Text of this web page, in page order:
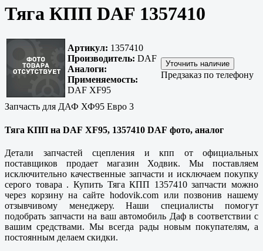
Тяга КПП DAF 1357410
Артикул: 1357410
Производитель: DAF
Аналоги:
Применяемость:
DAF XF95
Предзаказ по телефону
Запчасть для ДАФ ХФ95 Евро 3
Тяга КПП на DAF XF95, 1357410 DAF фото, аналог
Детали запчастей сцепления и кпп от официальных
поставщиков продает магазин Ходвик. Мы поставляем
исключительно качественные запчасти и исключаем покупку
серого товара . Купить Тяга КПП 1357410 запчасти можно
через корзину на сайте hodovik.com или позвонив нашему
отзывчивому менеджеру. Наши специалисты помогут
подобрать запчасти на ваш автомобиль Даф в соответствии с
вашим средствами. Мы всегда рады новым покупателям, а
постоянным делаем скидки.